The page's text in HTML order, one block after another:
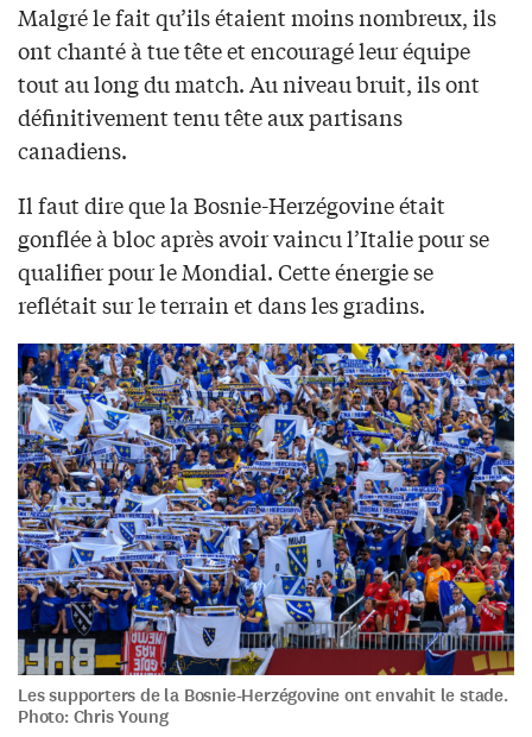
Malgré le fait qu’ils étaient moins nombreux, ils
ont chanté à tue tête et encouragé leur équipe
tout au long du match. Au niveau bruit, ils ont
définitivement tenu tête aux partisans
canadiens.
Il faut dire que la Bosnie-Herzégovine était
gonflée à bloc après avoir vaincu l’Italie pour se
qualifier pour le Mondial. Cette énergie se
reflétait sur le terrain et dans les gradins.
Les supporters de la Bosnie-Herzégovine ont envahit le stade.
Photo: Chris Young